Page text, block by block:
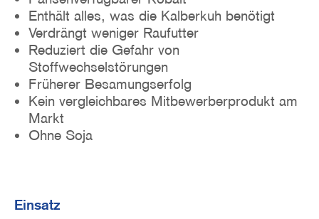
Enthält alles, was die Kalberkuh benötigt
Verdrängt weniger Raufutter
Reduziert die Gefahr von
Stoffwechselstörungen
Früherer Besamungserfolg
Kein vergleichbares Mitbewerberprodukt am
Markt
Ohne Soja
Einsatz